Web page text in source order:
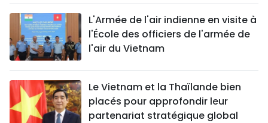
L'Armée de l'air indienne en visite à
l'École des officiers de l'armée de
l'air du Vietnam
Le Vietnam et la Thaïlande bien
placés pour approfondir leur
partenariat stratégique global